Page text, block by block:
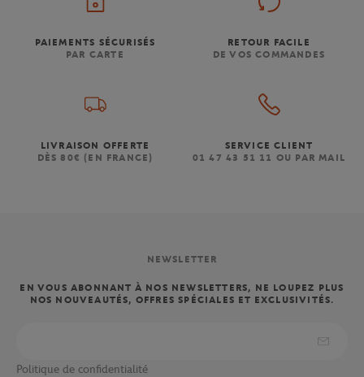
PAIEMENTS SÉCURISÉS
PAR CARTE
RETOUR FACILE
DE VOS COMMANDES
LIVRAISON OFFERTE
DÈS 80€ (EN FRANCE)
SERVICE CLIENT
01 47 43 51 11 OU PAR MAIL
NEWSLETTER
EN VOUS ABONNANT À NOS NEWSLETTERS, NE LOUPEZ PLUS
NOS NOUVEAUTÉS, OFFRES SPÉCIALES ET EXCLUSIVITÉS.
Politique de confidentialité